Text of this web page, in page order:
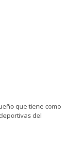
que tiene como
del